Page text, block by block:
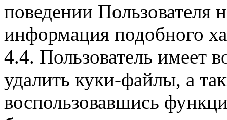
поведении Пользователя
информация подобного
4.4. Пользователь имеет
удалить куки-файлы, а
воспользовавшись